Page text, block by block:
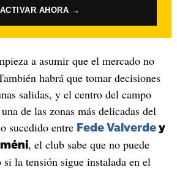
ACTIVAR AHORA →
a asumir que el mercado no
habrá que tomar decisiones
salidas, y el centro del campo
de las zonas más delicadas del
sucedido entre Fede Valverdey
, el club sabe que no puede
la tensión sigue instalada en el